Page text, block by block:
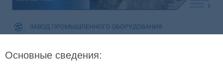
Основные сведения: